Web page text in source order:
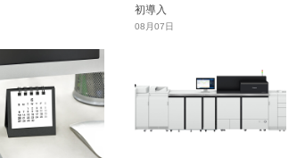
初導入
08月07日